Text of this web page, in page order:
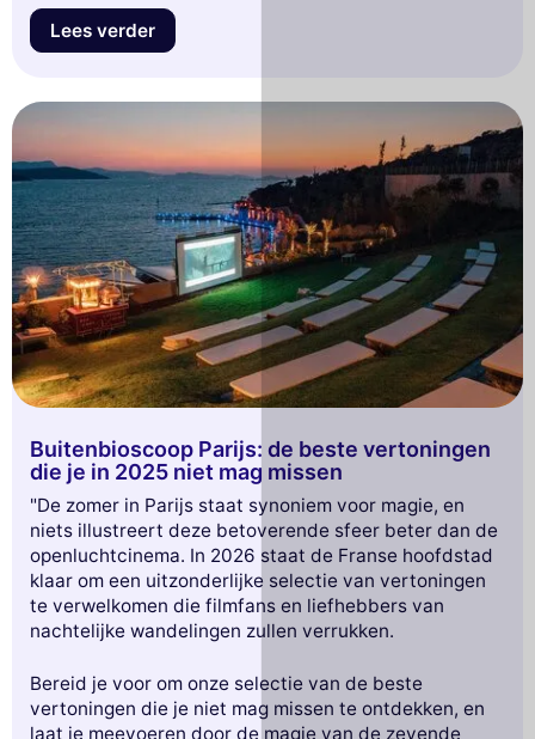
Lees verder
Buitenbioscoop Parijs: de beste vertoningen
die je in 2025 niet mag missen
"De zomer in Parijs staat synoniem voor magie, en
niets illustreert deze betoverende sfeer beter dan de
openluchtcinema. In 2026 staat de Franse hoofdstad
klaar om een uitzonderlijke selectie van vertoningen
te verwelkomen die filmfans en liefhebbers van
nachtelijke wandelingen zullen verrukken.
Bereid je voor om onze selectie van de beste
vertoningen die je niet mag missen te ontdekken, en
laat je meevoeren door de magie van de zevende